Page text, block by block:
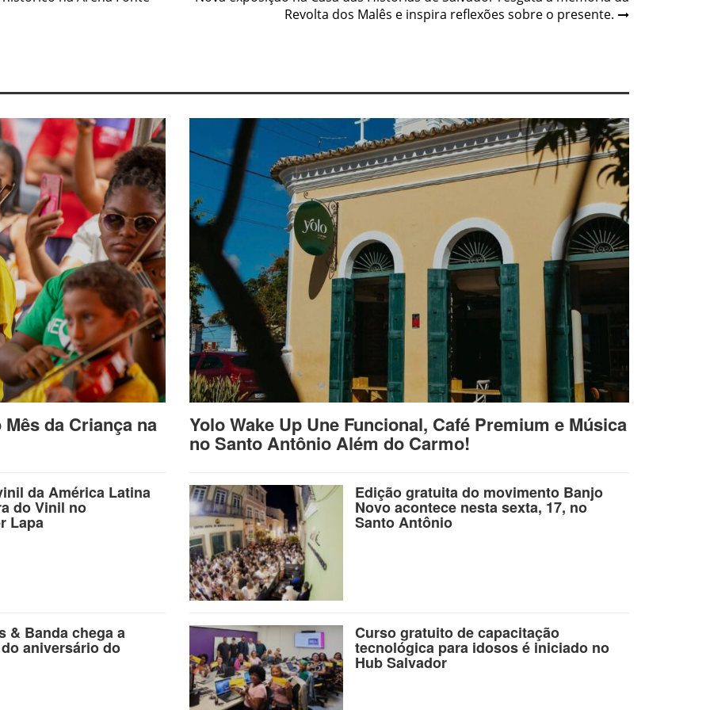
Revolta dos Malês e inspira reflexões sobre o presente.
da Criança na Yolo Wake Up Une Funcional, Café Premium e Música
no Santo Antônio Além do Carmo!
da América Latina
do Vinil no
Lapa
Edição gratuita do movimento Banjo
Novo acontece nesta sexta, 17, no
Santo Antônio
& Banda chega a
aniversário do
Curso gratuito de capacitação
tecnológica para idosos é iniciado no
Hub Salvador